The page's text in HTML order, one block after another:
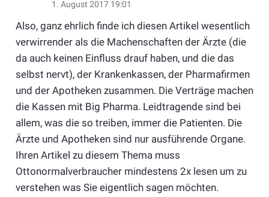
1. August 2017 19:01
Also, ganz ehrlich finde ich diesen Artikel wesentlich
verwirrender als die Machenschaften der Ärzte (die
da auch keinen Einfluss drauf haben, und die das
selbst nervt), der Krankenkassen, der Pharmafirmen
und der Apotheken zusammen. Die Verträge machen
die Kassen mit Big Pharma. Leidtragende sind bei
allem, was die so treiben, immer die Patienten. Die
Ärzte und Apotheken sind nur ausführende Organe.
Ihren Artikel zu diesem Thema muss
Ottonormalverbraucher mindestens 2x lesen um zu
verstehen was Sie eigentlich sagen möchten.